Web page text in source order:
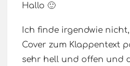
Hallo 🙂
Ich finde irgendwie
Cover zum Klappentext
sehr hell und offen und